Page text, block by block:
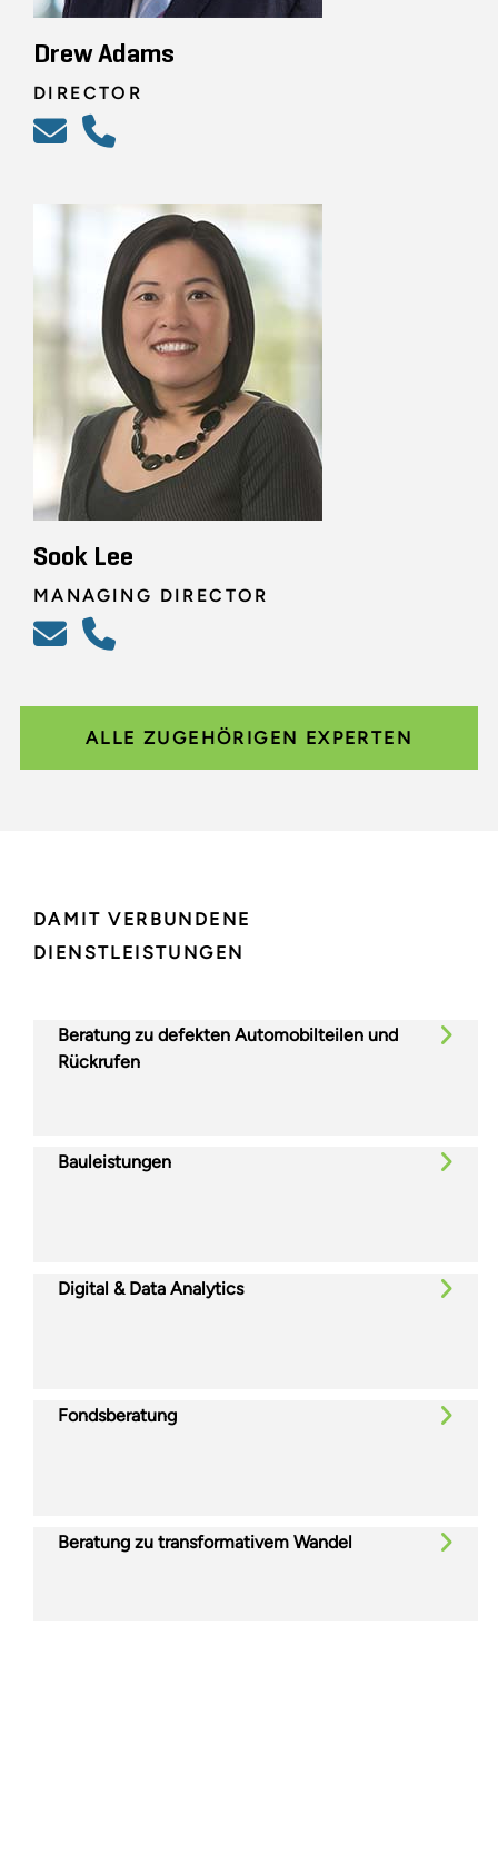
Drew Adams
DIRECTOR
Sook Lee
MANAGING DIRECTOR
ALLE ZUGEHÖRIGEN EXPERTEN
DAMIT VERBUNDENE
DIENSTLEISTUNGEN
Beratung zu defekten Automobilteilen und
Rückrufen
Bauleistungen
Digital & Data Analytics
Fondsberatung
Beratung zu transformativem Wandel